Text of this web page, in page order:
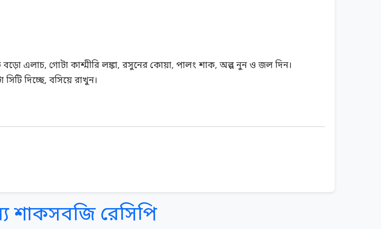
এলাচ, গোটা কাশ্মীরি লঙ্কা, রসুনের কোয়া, পালং শাক, অল্প নুন ও জল দিন।
দিচ্ছে, বসিয়ে রাখুন।
শাকসবজি রেসিপি